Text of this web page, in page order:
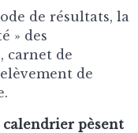
de résultats, la
» des
carnet de
de
pèsent